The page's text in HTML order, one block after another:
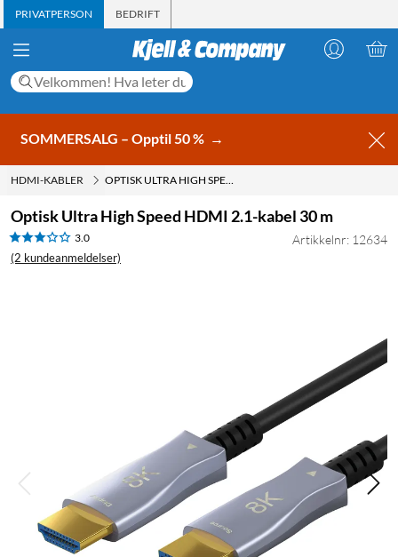
PRIVATPERSON BEDRIFT
SOMMERSALG – Opptil 50 % →
HDMI-KABLER OPTISK ULTRA HIGH SPEED HDMI 2.1-KABEL 30 M
Optisk Ultra High Speed HDMI 2.1-kabel 30 m
3.0
(2 kundeanmeldelser)
Artikkelnr: 12634